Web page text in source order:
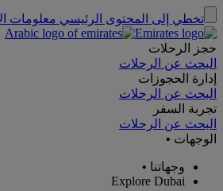
تخطي إلى المحتوى الرئيسي معلومات
حجز الرحلات
البحث عن الرحلات
إدارة الحجوزات
البحث عن الرحلات
تجربة السفر
البحث عن الرحلات
الوجهات •
وجهاتنا •
Explore Dubai